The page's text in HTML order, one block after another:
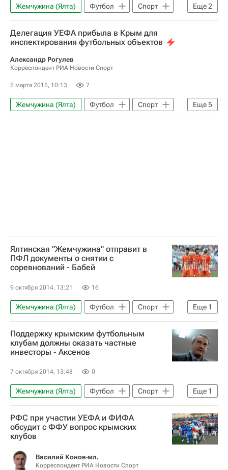
Еще2
Жемчужина (Ялта) Футбол
Спорт
Мирчу Санду
Делегация УЕФА прибыла в Крым для
инспектирования футбольных объектов
Александр Рогулев
Корреспондент РИА Новости Спорт
5 марта 2015, 10:13 7
Еще5
Жемчужина (Ялта) Футбол
Спорт
Виталий Мутко
Ялтинская "Жемчужина" отправит в
ПФЛ документы о снятии с
соревнований - Бабей
9 октября 2014, 13:21 16
Еще 1
Жемчужина (Ялта) Футбол
Спорт
Вячеслав Бабей
Поддержку крымским футбольным
клубам должны оказать частные
инвесторы - Аксенов
7 октября 2014, 13:48 0
Еще 1
Жемчужина (Ялта) Футбол
Спорт
Сергей Аксенов (политик)
РФС при участии УЕФА и ФИФА
обсудит с ФФУ вопрос крымских
клубов
Василий Конов-мл.
Корреспондент РИА Новости Спорт